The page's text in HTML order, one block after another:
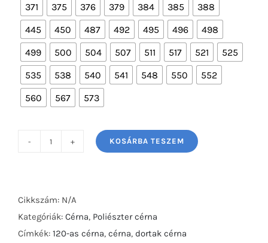
371
375 376 379 384 385
388
445
450 487 492 495 496
498
499
500 504 507 511 517 521
525
535
538 540 541 548 550
552
560
567 573
mennyiség
KOSÁRBA TESZEM
Cikkszám: N/A
Kategóriák: Cérna, Poliészter cérna
Címkék: 120-as cérna, cérna, dortak cérna